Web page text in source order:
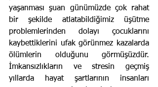
yaşanması şuan günümüzde çok rahat
bir şekilde atlatabildiğimiz üşütme
problemlerinden dolayı çocuklarını
kaybettiklerini ufak görünmez kazalarda
ölümlerin olduğunu görmüşüzdür.
İmkansızlıkların ve stresin geçmiş
yıllarda hayat şartlarının insanları